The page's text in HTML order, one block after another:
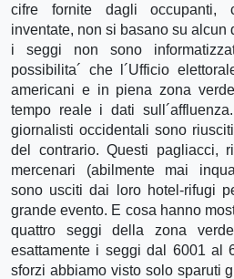
cifre fornite dagli occupanti,
inventate, non si basano su alcun
i seggi non sono
possibilita´ che l´Ufficio
americani e in piena zona
tempo reale i dati
giornalisti occidentali sono
del contrario. Questi pagliacci,
mercenari (abilmente mai
sono usciti dai loro hotel-rifugi
grande evento. E cosa hanno
quattro seggi della zona
esattamente i seggi dal 6001 al
sforzi abbiamo visto solo sparuti